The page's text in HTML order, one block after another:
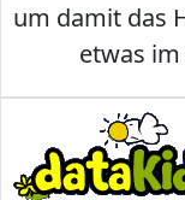
um damit das
etwas